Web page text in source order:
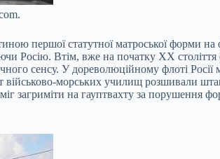
першої статутної матроської форми на
Росію. Втім, вже на початку XX
сенсу. У дореволюційному флоті Росії
військово-морських училищ розшивали
загриміти на гауптвахту за порушення